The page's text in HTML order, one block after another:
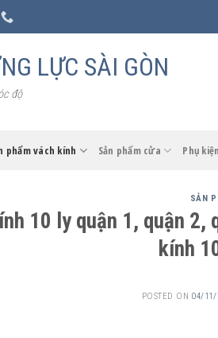
LỰC SÀI GÒN
độ
phẩm vách kính Sản phẩm cửa Phụ
SẢN
10 ly quận 1, quận 2,
kính
POSTED ON04/11/